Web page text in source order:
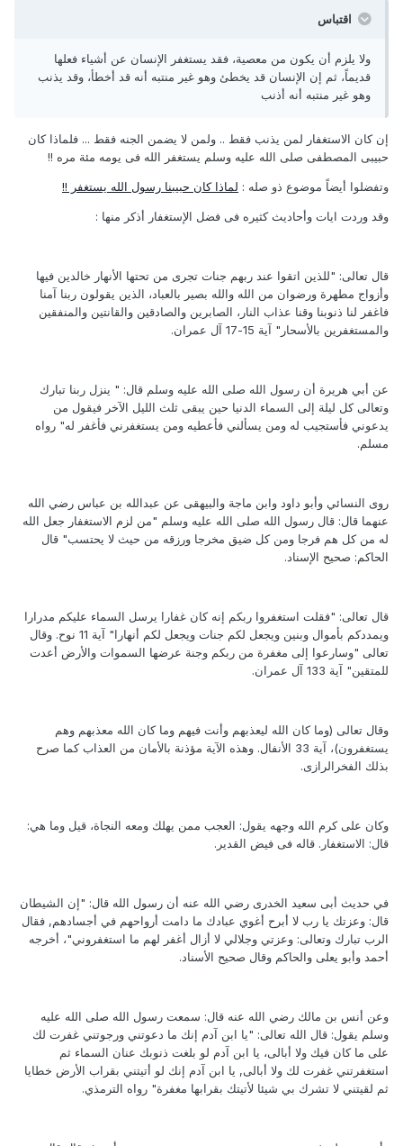
اقتباس
ولا يلزم أن يكون من معصية، فقد يستغفر الإنسان عن أشياء فعلها
قديماً، ثم إن الإنسان قد يخطئ وهو غير منتبه أنه قد أخطأ، وقد يذنب
وهو غير منتبه أنه أذنب
إن كان الاستغفار لمن يذنب فقط .. ولمن لا يضمن الجنه فقط ... فلماذا كان
حبيبى المصطفى صلى الله عليه وسلم يستغفر الله فى يومه مئة مره !!
وتفضلوا أيضاً موضوع ذو صله : لماذا كان حبيبنا رسول الله يستغفر !!
وقد وردت ايات وأحاديث كثيره فى فضل الإستغفار أذكر منها :
قال تعالى: "للذين اتقوا عند ربهم جنات تجرى من تحتها الأنهار خالدين فيها
وأزواج مطهرة ورضوان من الله والله بصير بالعباد، الذين يقولون ربنا آمنا
فاغفر لنا ذنوبنا وقنا عذاب النار، الصابرين والصادقين والقانتين والمنفقين
والمستغفرين بالأسحار" آية 15-17 آل عمران.
عن أبي هريرة أن رسول الله صلى الله عليه وسلم قال: " ينزل ربنا تبارك
وتعالى كل ليلة إلى السماء الدنيا حين يبقى ثلث الليل الآخر فيقول من
يدعوني فأستجيب له ومن يسألني فأعطيه ومن يستغفرني فأغفر له" رواه
مسلم.
روى النسائي وأبو داود وابن ماجة والبيهقى عن عبدالله بن عباس رضي الله
عنهما قال: قال رسول الله صلى الله عليه وسلم "من لزم الاستغفار جعل الله
له من كل هم فرجا ومن كل ضيق مخرجا ورزقه من حيث لا يحتسب" قال
الحاكم: صحيح الإسناد.
قال تعالى: "فقلت استغفروا ربكم إنه كان غفارا يرسل السماء عليكم مدرارا
ويمددكم بأموال وبنين ويجعل لكم جنات ويجعل لكم أنهارا" آية 11 نوح. وقال
تعالى "وسارعوا إلى مغفرة من ربكم وجنة عرضها السموات والأرض أعدت
للمتقين" آية 133 آل عمران.
وقال تعالى (وما كان الله ليعذبهم وأنت فيهم وما كان الله معذبهم وهم
يستغفرون)، آية 33 الأنفال. وهذه الآية مؤذنة بالأمان من العذاب كما صرح
بذلك الفخرالرازى.
وكان على كرم الله وجهه يقول: العجب ممن يهلك ومعه النجاة، قيل وما هي:
قال: الاستغفار. قاله فى فيض القدير.
في حديث أبى سعيد الخدرى رضي الله عنه أن رسول الله قال: "إن الشيطان
قال: وعزتك يا رب لا أبرح أغوي عبادك ما دامت أرواحهم في أجسادهم, فقال
الرب تبارك وتعالى: وعزتي وجلالي لا أزال أغفر لهم ما استغفروني"، أخرجه
أحمد وأبو يعلى والحاكم وقال صحيح الأسناد.
وعن أنس بن مالك رضي الله عنه قال: سمعت رسول الله صلى الله عليه
وسلم يقول: قال الله تعالى: "يا ابن آدم إنك ما دعوتني ورجوتني غفرت لك
على ما كان فيك ولا أبالى، يا ابن آدم لو بلغت ذنوبك عنان السماء ثم
استغفرتني غفرت لك ولا أبالى, يا ابن آدم إنك لو أتيتني بقراب الأرض خطايا
ثم لقيتني لا تشرك بي شيئا لأتيتك بقرابها مغفرة" رواه الترمذي.